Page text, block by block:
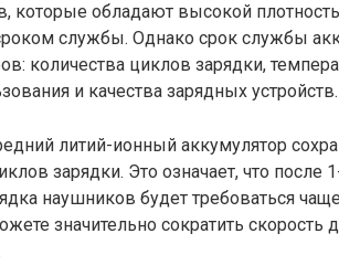
которые обладают высокой
службы. Однако срок службы
количества циклов зарядки,
и качества зарядных устройств.
литий-ионный аккумулятор
зарядки. Это означает, что после
наушников будет требоваться
значительно сократить скорость